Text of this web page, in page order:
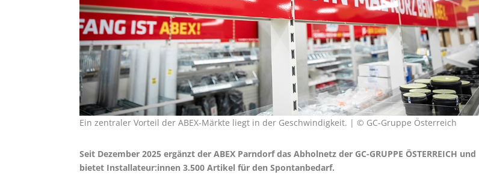
Ein zentraler Vorteil der ABEX-Märkte liegt in der Geschwindigkeit. | © GC-Gruppe Österreich
Seit Dezember 2025 ergänzt der ABEX Parndorf das Abholnetz der GC-GRUPPE ÖSTERREICH und
bietet Installateur:innen 3.500 Artikel für den Spontanbedarf.